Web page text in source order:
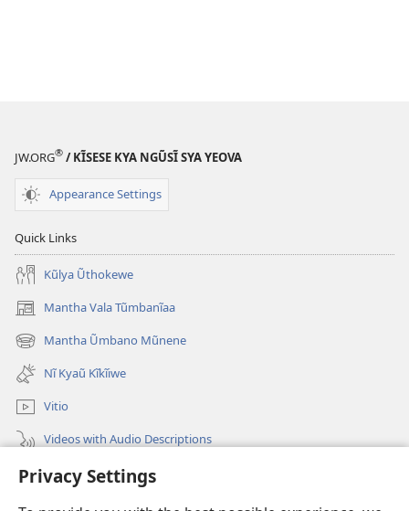
Privacy Settings
JW.ORG® / KĨSESE KYA NGŨSĨ SYA YEOVA
Appearance Settings
Quick Links
Kũlya Ũthokewe
Mantha Vala Tũmbanĩaa
(opens
new
window)
Mantha Ũmbano Mũnene
(opens
new
window)
Nĩ Kyaũ Kĩkĩiwe
Vitio
Videos with Audio Descriptions
Mantha